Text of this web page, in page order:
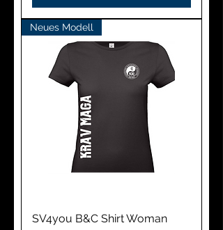
Neues Modell
SV4you B&C Shirt Woman